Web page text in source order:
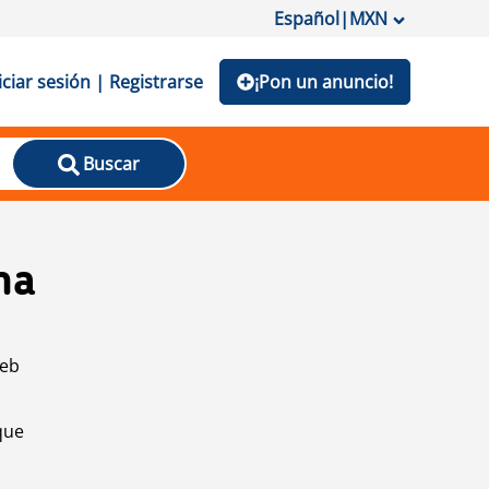
Español|MXN
sesión | Registrarse ¡Pon un anuncio!
Buscar